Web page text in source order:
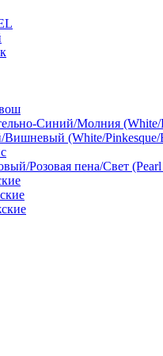
Синий/Молния
(White/Pinkesque/
Розовая пена/Свет